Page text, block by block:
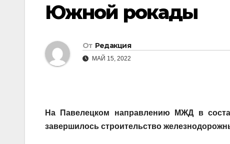
Южной рокады
От Редакция
МАЙ 15, 2022
На Павелецком направлению МЖД в
завершилось строительство